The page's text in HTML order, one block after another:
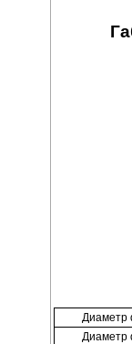
Диаметр
Диаметр